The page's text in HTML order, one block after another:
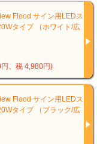
Flood サイン用LEDス
タイプ （ホワイト/広
、税 4,980円)
Flood サイン用LEDス
タイプ （ブラック/広